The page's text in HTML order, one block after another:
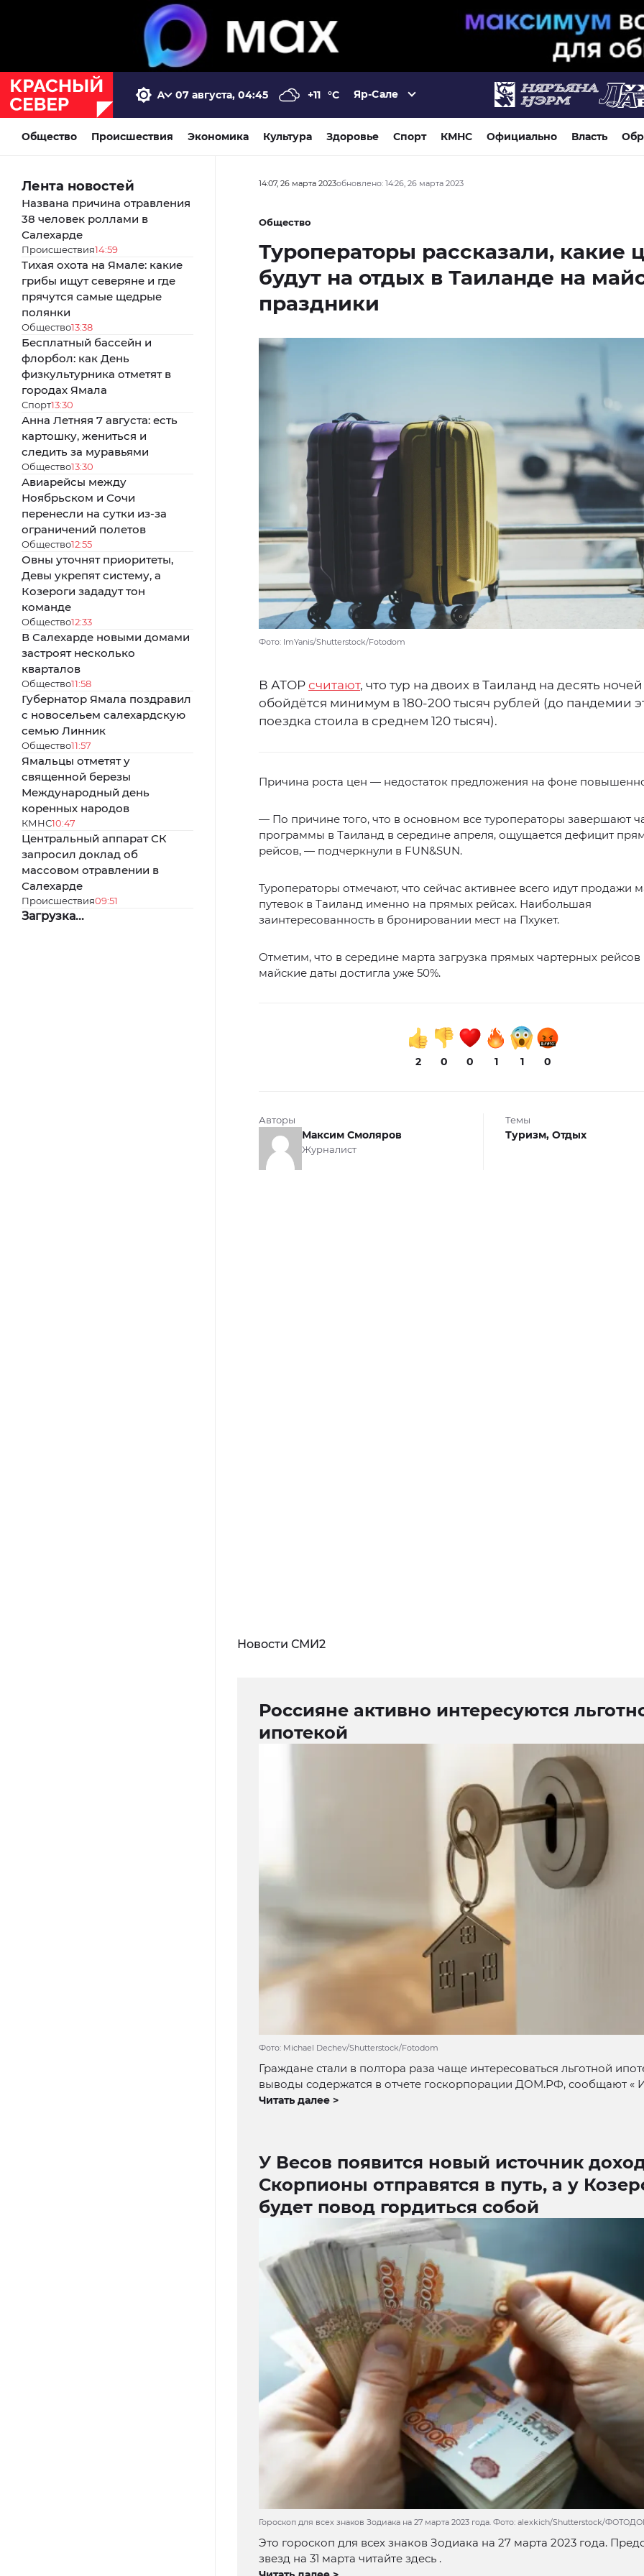
07 августа, 04:45 +11 °C Яр-Сале
Общество Происшествия Экономика Культура Здоровье Спорт КМНС Официально Власть
Лента новостей
Названа причина отравления
38 человек роллами в
Салехарде
Происшествия14:59
Тихая охота на Ямале: какие
грибы ищут северяне и где
прячутся самые щедрые
полянки
Общество13:38
Бесплатный бассейн и
флорбол: как День
физкультурника отметят в
городах Ямала
Спорт13:30
Анна Летняя 7 августа: есть
картошку, жениться и
следить за муравьями
Общество13:30
Авиарейсы между
Ноябрьском и Сочи
перенесли на сутки из-за
ограничений полетов
Общество12:55
Овны уточнят приоритеты,
Девы укрепят систему, а
Козероги зададут тон
команде
Общество12:33
В Салехарде новыми домами
застроят несколько
кварталов
Общество11:58
Губернатор Ямала поздравил
с новосельем салехардскую
семью Линник
Общество11:57
Ямальцы отметят у
священной березы
Международный день
коренных народов
КМНС10:47
Центральный аппарат СК
запросил доклад об
массовом отравлении в
Салехарде
Происшествия09:51
Загрузка...
14:07, 26 марта 2023обновлено: 14:26, 26 марта 2023
Общество
Туроператоры рассказали, какие
будут на отдых в Таиланде на
праздники
Фото: ImYanis/Shutterstock/Fotodom
В АТОР считают, что тур на двоих в Таиланд на десять
обойдётся минимум в 180-200 тысяч рублей (до пандемии
поездка стоила в среднем 120 тысяч).
Причина роста цен — недостаток предложения на фоне
— По причине того, что в основном все туроператоры завершают
программы в Таиланд в середине апреля, ощущается дефицит
рейсов, — подчеркнули в FUN&SUN.
Туроператоры отмечают, что сейчас активнее всего идут продажи
путевок в Таиланд именно на прямых рейсах. Наибольшая
заинтересованность в бронировании мест на Пхукет.
Отметим, что в середине марта загрузка прямых чартерных рейсов
майские даты достигла уже 50%.
2 0 0 1 1 0
Авторы
Максим Смоляров
Журналист
Темы
Туризм, Отдых
Новости СМИ2
Россияне активно интересуются
ипотекой
Фото: Michael Dechev/Shutterstock/Fotodom
Граждане стали в полтора раза чаще интересоваться льготной
выводы содержатся в отчете госкорпорации ДОМ.РФ, сообщают «
Читать далее >
У Весов появится новый источник
Скорпионы отправятся в путь, а у
будет повод гордиться собой
Гороскоп для всех знаков Зодиака на 27 марта 2023 года. Фото: alexkich/Shutterstock/
Это гороскоп для всех знаков Зодиака на 27 марта 2023 года.
звезд на 31 марта читайте здесь .